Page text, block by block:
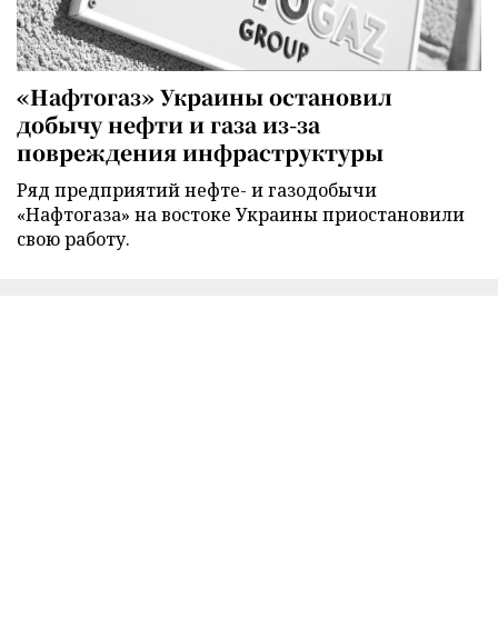
«Нафтогаз» Украины остановил
добычу нефти и газа из-за
повреждения инфраструктуры
Ряд предприятий нефте- и газодобычи
«Нафтогаза» на востоке Украины приостановили
свою работу.